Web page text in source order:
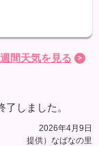
間天気を見る
しました。
2026年4月9日
提供）なばなの里